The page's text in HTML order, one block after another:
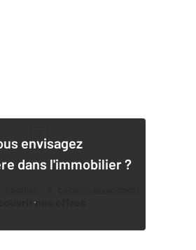
envisagez
dans l'immobilier ?
nos offres